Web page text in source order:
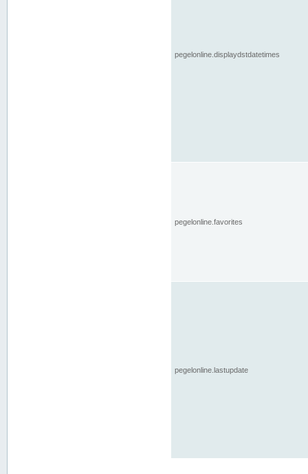
pegelonline.displaydstdatetimes
pegelonline.favorites
pegelonline.lastupdate